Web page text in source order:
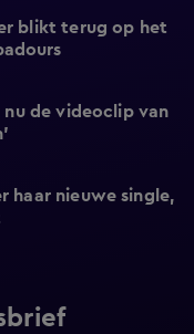
blikt terug op het
nu de videoclip van
haar nieuwe single,